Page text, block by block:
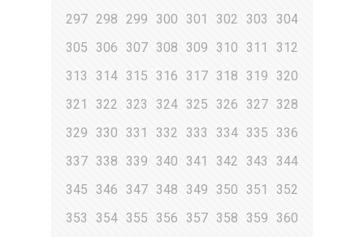
297 298 299 300 301 302 303
304
305
306 307 308 309 310 311
312
313
314 315 316 317 318 319
320
321
322 323 324 325 326 327 328
329
330 331 332 333 334 335
336
337 338 339 340 341 342 343
344
345
346 347 348 349 350 351
352
353
354 355 356 357 358 359 360